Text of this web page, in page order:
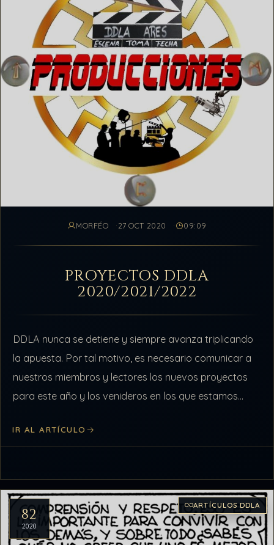
MORFÉO 27 OCT 2020 09:09
PROYECTOS DDLA
2020/2021/2022
DDLA nunca se detiene y siempre avanza triplicando
la apuesta. Por tal motivo, es necesario comunicar a
nuestros miembros y lectores los nuevos proyectos
para este año y los venideros en los que estamos
IR AL ARTÍCULO
82
2020
ARTÍCULOS DDLA